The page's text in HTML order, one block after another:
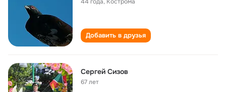
Добавить в друзья
Сергей Сизов
67 лет